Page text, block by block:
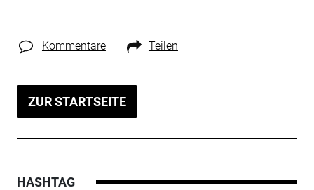
Kommentare Teilen
ZUR STARTSEITE
HASHTAG